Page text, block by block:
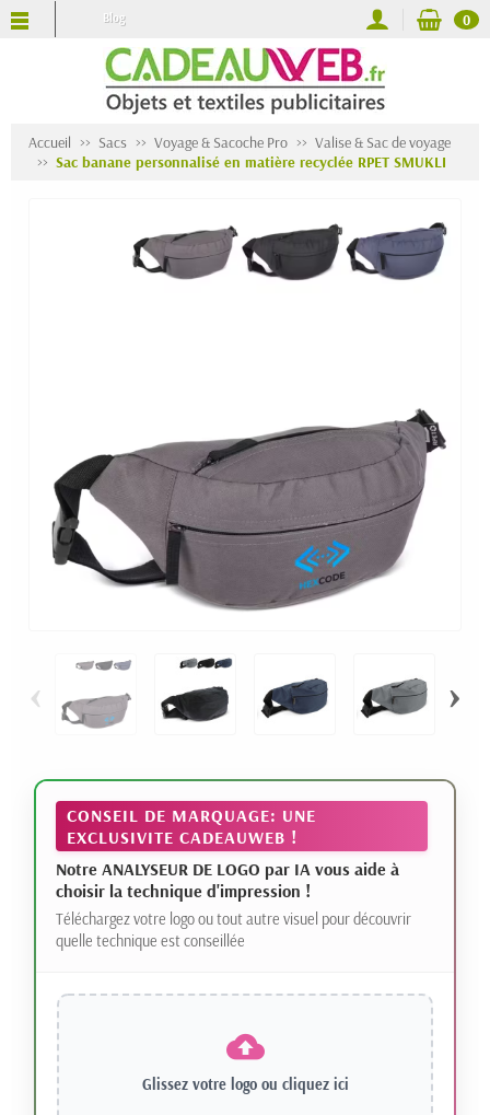
Blog 0
Accueil Sacs Voyage & Sacoche Pro
Valise & Sac de voyage
Sac banane personnalisé en matière recyclée RPET SMUKLI
‹ ›
CONSEIL DE MARQUAGE: UNE
EXCLUSIVITE CADEAUWEB !
Notre ANALYSEUR DE LOGO par IA vous aide à
choisir la technique d'impression !
Téléchargez votre logo ou tout autre visuel pour découvrir
quelle technique est conseillée
Glissez votre logo ou cliquez ici